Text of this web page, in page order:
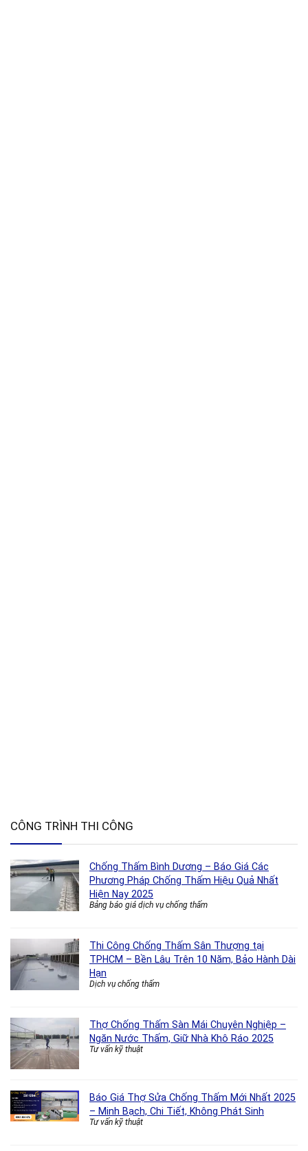
CÔNG TRÌNH THI CÔNG
Chống Thấm Bình Dương – Báo Giá Các
Phương Pháp Chống Thấm Hiệu Quả Nhất
Hiện Nay 2025
Bảng báo giá dịch vụ chống thấm
Thi Công Chống Thấm Sân Thượng tại
TPHCM – Bền Lâu Trên 10 Năm, Bảo Hành Dài
Hạn
Dịch vụ chống thấm
Thợ Chống Thấm Sàn Mái Chuyên Nghiệp –
Ngăn Nước Thấm, Giữ Nhà Khô Ráo 2025
Tư vấn kỹ thuật
Báo Giá Thợ Sửa Chống Thấm Mới Nhất 2025
– Minh Bạch, Chi Tiết, Không Phát Sinh
Tư vấn kỹ thuật